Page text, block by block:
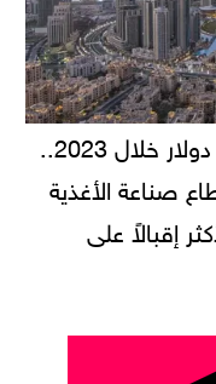
حجم استثمارات يصل لـ 94 مليار دولار خلال 2023..
صناعة الأغذية
إقبالاً على